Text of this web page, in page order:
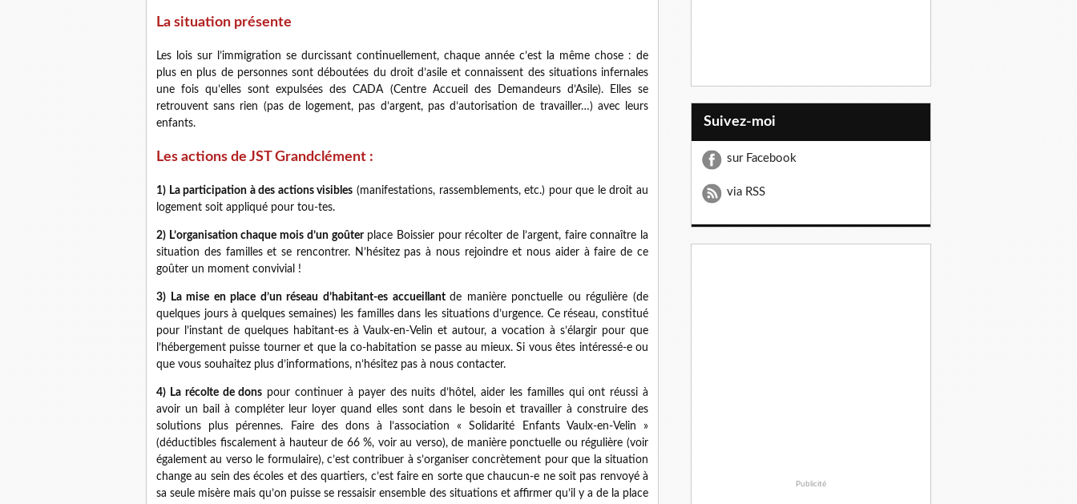
La situation présente
Les lois sur l’immigration se durcissant continuellement, chaque année c’est la même chose : de
plus en plus de personnes sont déboutées du droit d’asile et connaissent des situations infernales
une fois qu’elles sont expulsées des CADA (Centre Accueil des Demandeurs d’Asile). Elles se
retrouvent sans rien (pas de logement, pas d’argent, pas d’autorisation de travailler…) avec leurs
enfants.
Les actions de JST Grandclément :
1) La participation à des actions visibles (manifestations, rassemblements, etc.) pour que le droit au
logement soit appliqué pour tou-tes.
2) L’organisation chaque mois d’un goûterplace Boissier pour récolter de l’argent, faire connaître la
situation des familles et se rencontrer. N’hésitez pas à nous rejoindre et nous aider à faire de ce
goûter un moment convivial !
3) La mise en place d’un réseau d’habitant-es accueillantde manière ponctuelle ou régulière (de
quelques jours à quelques semaines) les familles dans les situations d’urgence. Ce réseau, constitué
pour l’instant de quelques habitant-es à Vaulx-en-Velin et autour, a vocation à s’élargir pour que
l’hébergement puisse tourner et que la co-habitation se passe au mieux. Si vous êtes intéressé-e ou
que vous souhaitez plus d’informations, n’hésitez pas à nous contacter.
4) La récolte de dons pour continuer à payer des nuits d’hôtel, aider les familles qui ont réussi à
avoir un bail à compléter leur loyer quand elles sont dans le besoin et travailler à construire des
solutions plus pérennes. Faire des dons à l’association « Solidarité Enfants Vaulx-en-Velin »
(déductibles fiscalement à hauteur de 66 %, voir au verso), de manière ponctuelle ou régulière (voir
également au verso le formulaire), c’est contribuer à s’organiser concrètement pour que la situation
change au sein des écoles et des quartiers, c’est faire en sorte que chaucun-e ne soit pas renvoyé à
sa seule misère mais qu’on puisse se ressaisir ensemble des situations et affirmer qu’il y a de la place
Suivez-moi
sur Facebook
via RSS
Publicité